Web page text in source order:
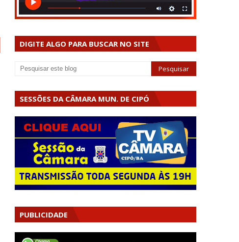
DIGITE ALGO PARA BUSCAR NO SITE
SESSÕES DA CÂMARA MUN. DE CIPÓ
PUBLICIDADE